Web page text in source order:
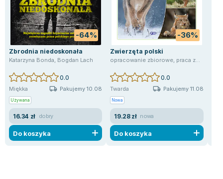
-64%
Zbrodnia niedoskonała
Katarzyna Bonda, Bogdan Lach
0.0
Miękka Pakujemy 10.08
Używana
16.34 zł dobry
Do koszyka
-36%
Zwierzęta polski
opracowanie zbiorowe, praca zbiorowa
0.0
Twarda Pakujemy 11.08
Nowa
19.28 zł nowa
Do koszyka